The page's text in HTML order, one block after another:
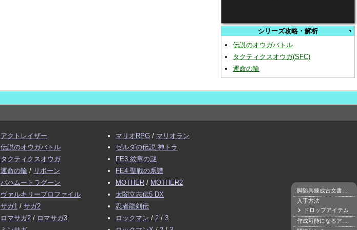
シリーズ攻略・解析
伝説のオウガバトル
タクティクスオウガ(SFC)
運命の輪
アクトレイザー
伝説のオウガバトル
タクティクスオウガ
運命の輪 / リボーン
バハムートラグーン
ヴァルキリープロファイル
サガ1 / サガ2
ロマサガ2 / ロマサガ3
マリオRPG / マリオラン
ゼルダの伝説 神トラ
FE3 紋章の謎
FE4 聖戦の系譜
MOTHER / MOTHER2
太閤立志伝5 DX
忍者龍剣伝
ロックマン / 2 / 3
入手方法
ドロップアイテム